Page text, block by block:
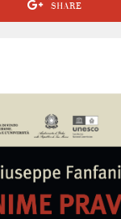
SHARE